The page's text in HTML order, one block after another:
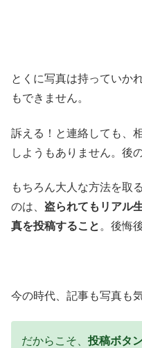
とくに写真は持っていか
もできません。
訴える！と連絡しても、
しようもありません。後
もちろん大人な方法を取
のは、 盗られてもリアル
真を投稿すること 。後悔
今の時代、記事も写真も
だからこそ、 投稿ボタ